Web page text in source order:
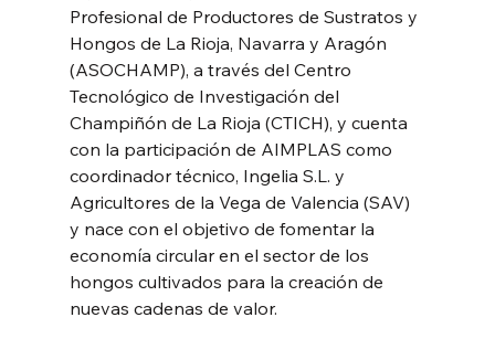
Profesional de Productores de Sustratos y
Hongos de La Rioja, Navarra y Aragón
(ASOCHAMP), a través del Centro
Tecnológico de Investigación del
Champiñón de La Rioja (CTICH), y cuenta
con la participación de AIMPLAS como
coordinador técnico, Ingelia S.L. y
Agricultores de la Vega de Valencia (SAV)
y nace con el objetivo de fomentar la
economía circular en el sector de los
hongos cultivados para la creación de
nuevas cadenas de valor.